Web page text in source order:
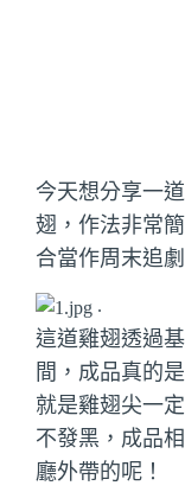
今天想分享一
翅，作法非常
合當作周末追
.
這道雞翅透過
間，成品真的
就是雞翅尖一
不發黑，成品
廳外帶的呢！